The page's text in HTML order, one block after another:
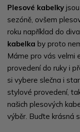
Plesové kabelky
sezóně, ovšem
roku například do
kabelka by proto
Máme pro vás velmi
provedení do ruky i
si vybere slečna i
stylové provedení,
našich plesových
výběr. Buďte krásná